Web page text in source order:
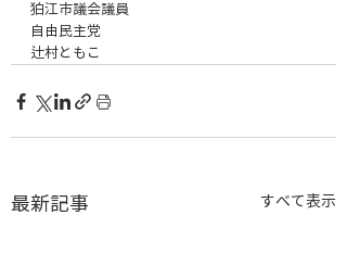
狛江市議会議員
自由民主党
辻村ともこ
最新記事 すべて表示